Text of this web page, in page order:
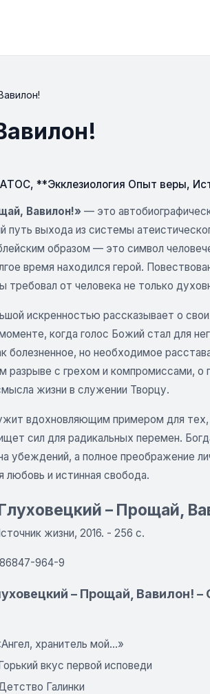
, **Экклезиология Опыт веры,
Вавилон!» — это
путь выхода из системы
образом — это символ
время находился герой.
требовал от человека не только
искренностью рассказывает о
когда голос Божий стал для
болезненное, но необходимое
разрыве с грехом и компромиссами,
жизни в служении Творцу.
вдохновляющим примером для тех,
сил для радикальных перемен.
убеждений, а полное преображение
любовь и истинная свобода.
– Прощай,
жизни, 2016. - 256 с.
964-9
– Прощай, Вавилон!
хранитель мой...»
вкус первой исповеди
Галинки